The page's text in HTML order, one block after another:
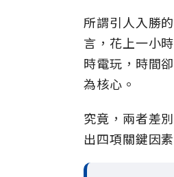
所謂引人入勝
言，花上一小
時電玩，時間
為核心。
究竟，兩者差
出四項關鍵因素